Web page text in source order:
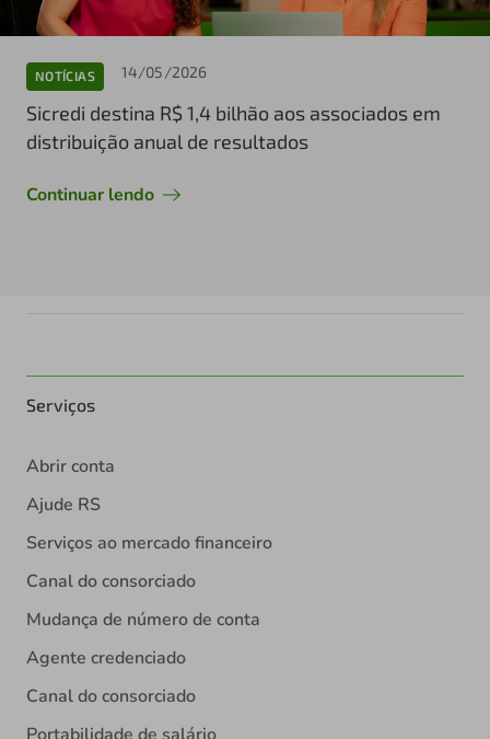
NOTÍCIAS 14/05/2026
Sicredi destina R$ 1,4 bilhão aos associados em
distribuição anual de resultados
Continuar lendo
Serviços
Abrir conta
Ajude RS
Serviços ao mercado financeiro
Canal do consorciado
Mudança de número de conta
Agente credenciado
Canal do consorciado